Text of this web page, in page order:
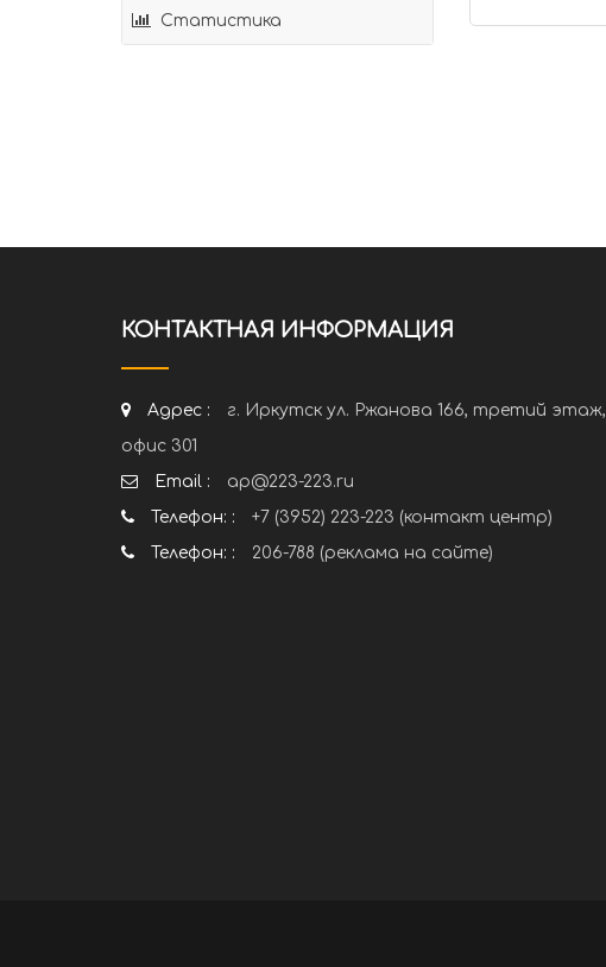
Статистика
КОНТАКТНАЯ ИНФОРМАЦИЯ
Адрес :
г. Иркутск ул. Ржанова 166, третий этаж,
офис 301
Email :
ap@223-223.ru
Телефон: :
+7 (3952) 223-223 (контакт центр)
Телефон: :
206-788 (реклама на сайте)